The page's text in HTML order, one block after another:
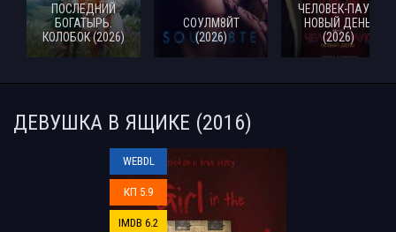
ПОСЛЕДНИЙ
БОГАТЫРЬ.
КОЛОБОК (2026)
СОУЛМ8ЙТ
(2026)
ЧЕЛОВЕК-ПАУК:
НОВЫЙ ДЕНЬ
(2026)
ДЕВУШКА В ЯЩИКЕ (2016)
WEBDL
КП 5.9
IMDB 6.2